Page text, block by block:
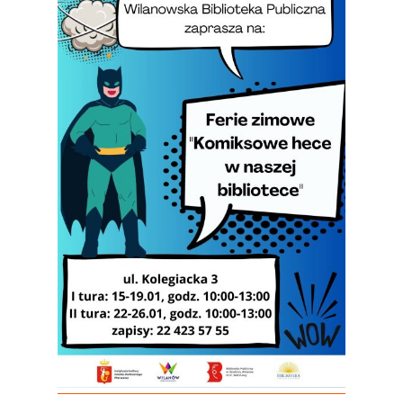
internetowej.
Statystyka
Abyśmy mogli
poprawić
funkcjonalność
i strukturę
internetowej,
na podstawie
tego, jak
strona jest
używana.
Doświadczenie